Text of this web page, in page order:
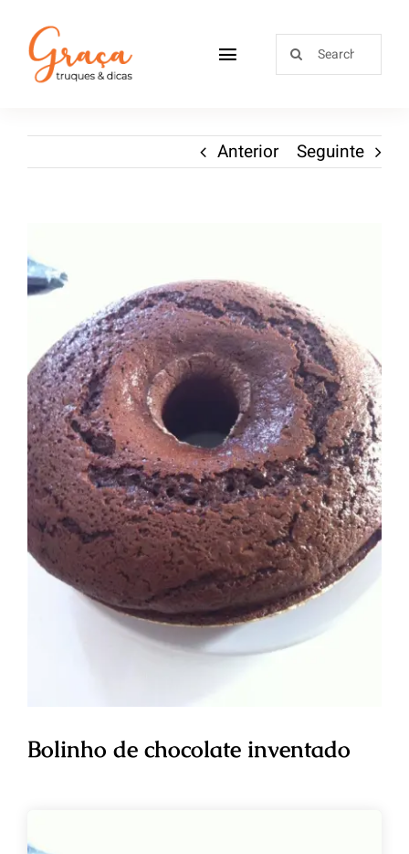
Receitas
Loja
Contactos
Anterior Seguinte
Bolinho de chocolate inventado